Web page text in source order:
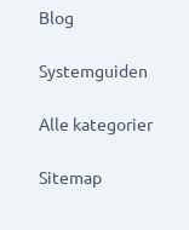
Blog
Systemguiden
Alle kategorier
Sitemap